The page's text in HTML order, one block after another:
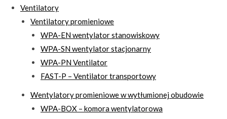
Ventilatory
Ventilatory promieniowe
WPA-EN wentylator stanowiskowy
WPA-SN wentylator stacjonarny
WPA-PN Ventilator
FAST-P – Ventilator transportowy
Wentylatory promieniowe w wytłumionej obudowie
WPA-BOX – komora wentylatorowa